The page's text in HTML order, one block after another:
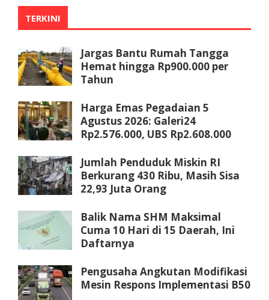
TERKINI
Jargas Bantu Rumah Tangga
Hemat hingga Rp900.000 per
Tahun
Harga Emas Pegadaian 5
Agustus 2026: Galeri24
Rp2.576.000, UBS Rp2.608.000
Jumlah Penduduk Miskin RI
Berkurang 430 Ribu, Masih Sisa
22,93 Juta Orang
Balik Nama SHM Maksimal
Cuma 10 Hari di 15 Daerah, Ini
Daftarnya
Pengusaha Angkutan Modifikasi
Mesin Respons Implementasi B50